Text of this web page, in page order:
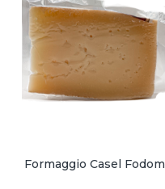
Formaggio Casel Fodom